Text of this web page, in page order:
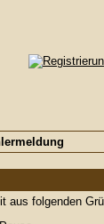
aus folgenden